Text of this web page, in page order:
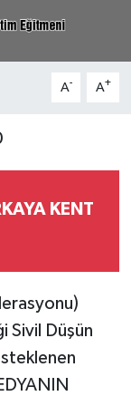
A- A+
KENT
Sivil Düşün